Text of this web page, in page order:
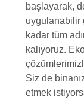
başlayarak,
uygulanabilir
kadar tüm
kalıyoruz.
Siz de
etmek